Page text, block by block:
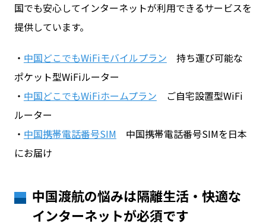
国でも安心してインターネットが利用できるサービスを
提供しています。
・ 中国どこでもWiFiモバイルプラン 持ち運び可能な
ポケット型WiFiルーター
・ 中国どこでもWiFiホームプラン ご自宅設置型WiFi
ルーター
・ 中国携帯電話番号SIM 中国携帯電話番号SIMを日本
にお届け
中国渡航の悩みは隔離生活・快適な
インターネットが必須です